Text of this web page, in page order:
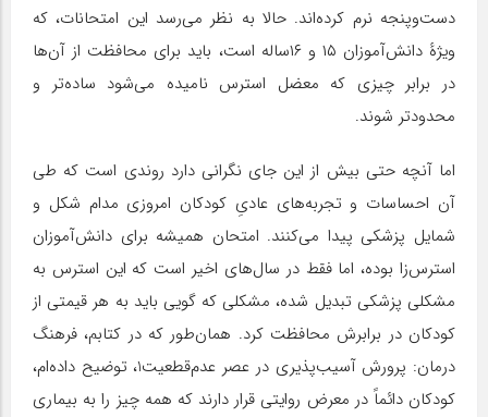
دست‌وپنجه نرم کرده‌اند. حالا به نظر می‌رسد این امتحانات، که
ویژهٔ دانش‌آموزان ۱۵ و ۱۶ساله است، باید برای محافظت از آن‌ها
در برابر چیزی که معضل استرس نامیده می‌شود ساده‌تر و
محدودتر شوند.
اما آنچه حتی بیش از این جای نگرانی دارد روندی است که طی
آن احساسات و تجربه‌های عادیِ کودکان امروزی مدام شکل و
شمایل پزشکی پیدا می‌کنند. امتحان همیشه برای دانش‌آموزان
استرس‌زا بوده، اما فقط در سال‌های اخیر است که این استرس به
مشکلی پزشکی تبدیل شده، مشکلی که گویی باید به هر قیمتی از
کودکان در برابرش محافظت کرد. همان‌طور که در کتابم، فرهنگ
درمان: پرورش آسیب‌پذیری در عصر عدم‌قطعیت1، توضیح داده‌ام،
کودکان دائماً در معرض روایتی قرار دارند که همه چیز را به بیماری